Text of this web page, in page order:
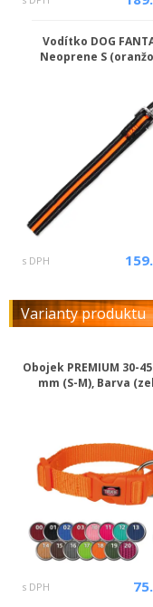
Vodítko DOG
Neoprene S
s DPH
Varianty produktu
Obojek PREMIUM 30-
mm (S-M), Barva
s DPH